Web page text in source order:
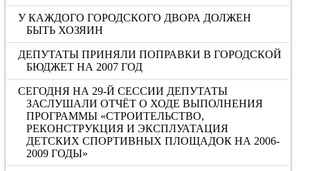
У КАЖДОГО ГОРОДСКОГО ДВОРА ДОЛЖЕН
БЫТЬ ХОЗЯИН
ДЕПУТАТЫ ПРИНЯЛИ ПОПРАВКИ В ГОРОДСКОЙ
БЮДЖЕТ НА 2007 ГОД
СЕГОДНЯ НА 29-Й СЕССИИ ДЕПУТАТЫ
ЗАСЛУШАЛИ ОТЧЁТ О ХОДЕ ВЫПОЛНЕНИЯ
ПРОГРАММЫ «СТРОИТЕЛЬСТВО,
РЕКОНСТРУКЦИЯ И ЭКСПЛУАТАЦИЯ
ДЕТСКИХ СПОРТИВНЫХ ПЛОЩАДОК НА 2006-
2009 ГОДЫ»